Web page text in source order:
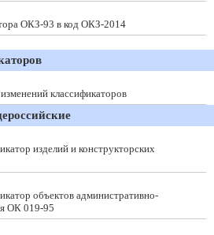
ОКЗ-93 в код ОКЗ-2014
классификаторов
изделий и конструкторских
объектов административно-
ОК 019-95